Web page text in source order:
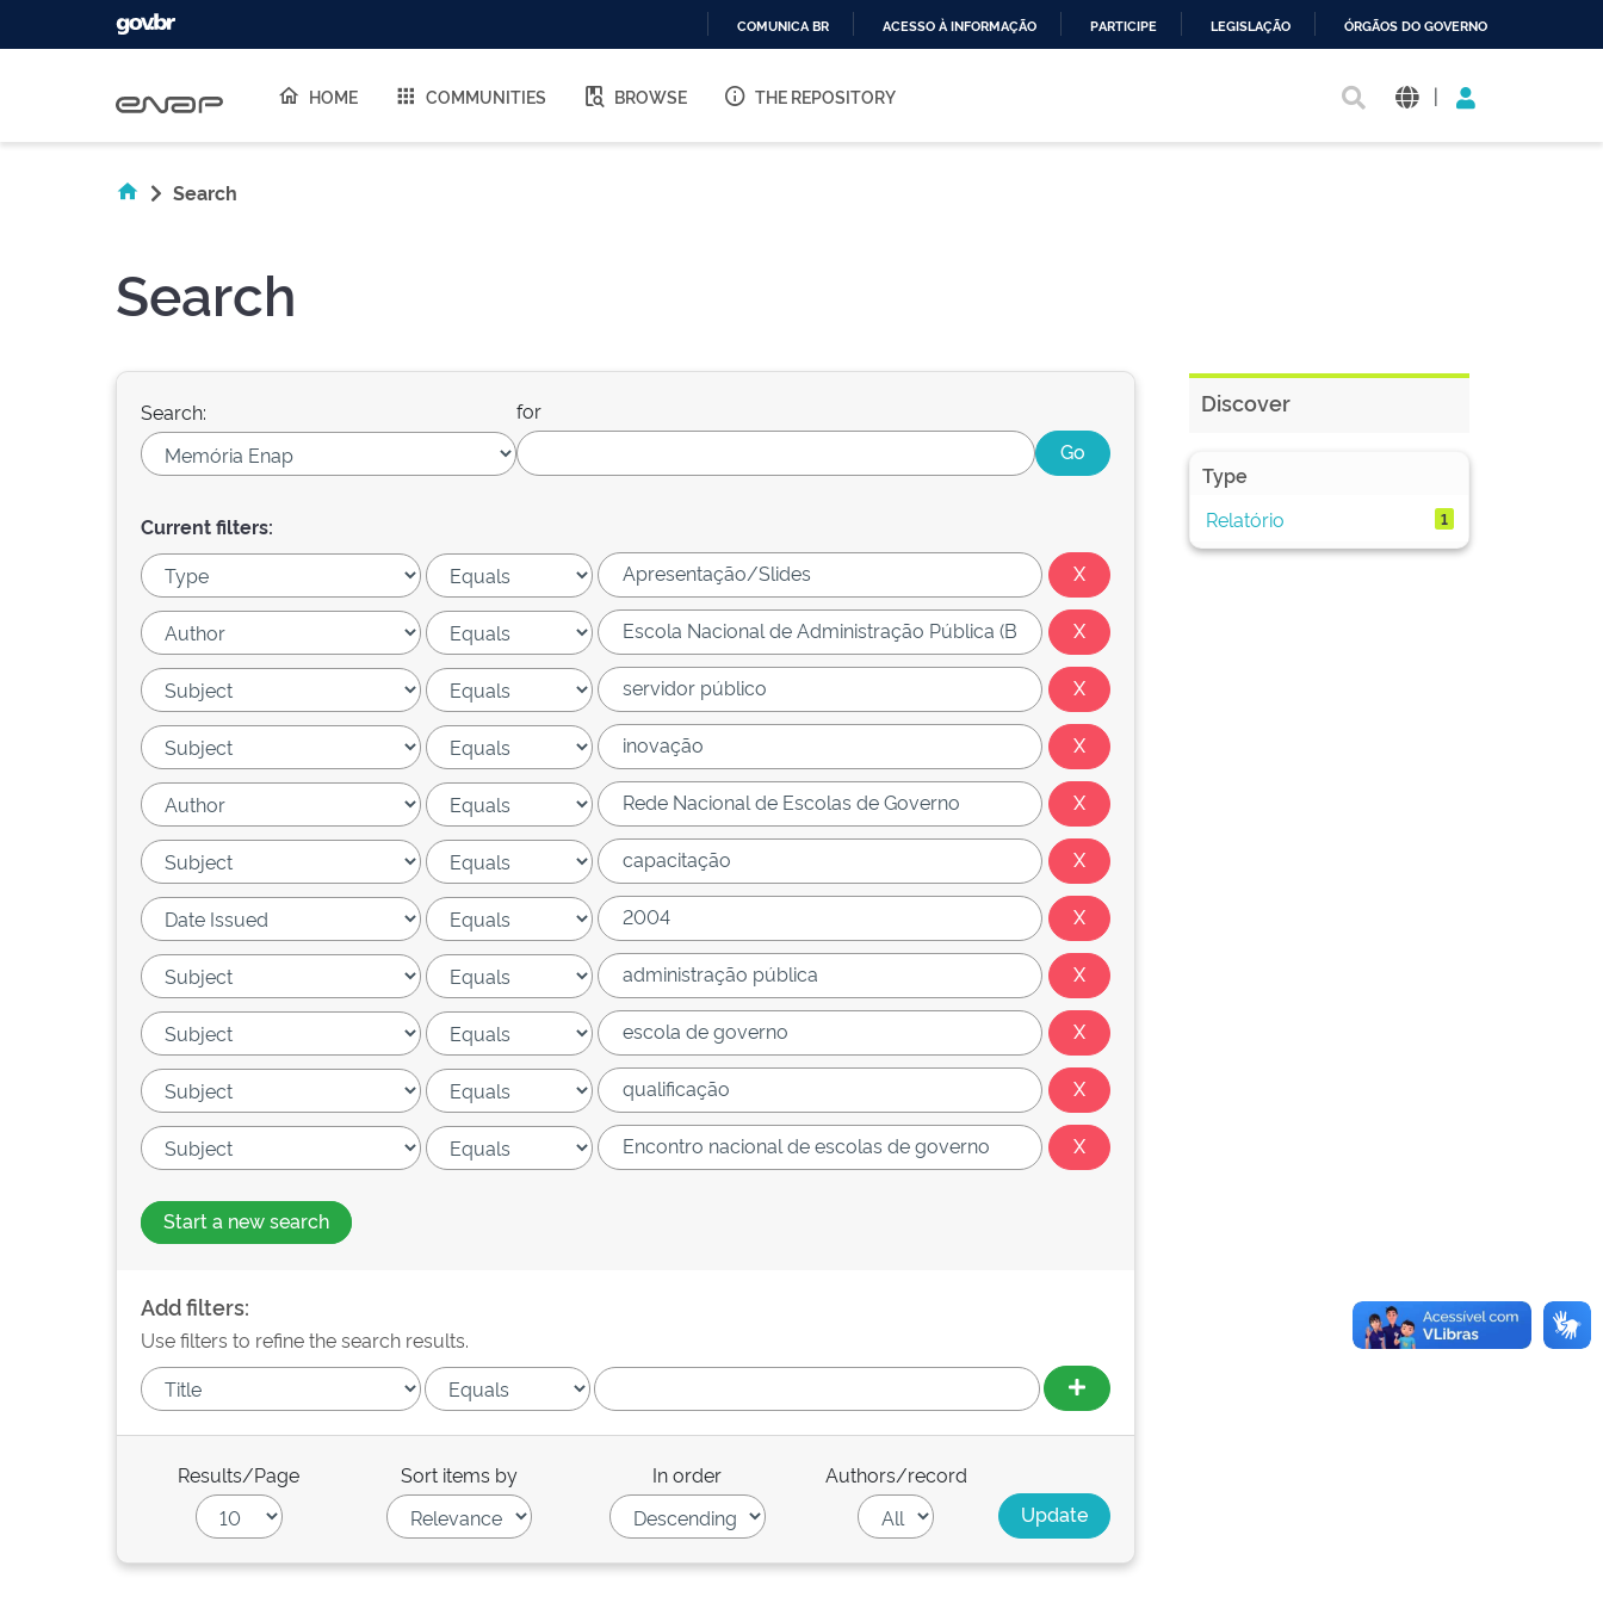
O
COMUNICA BR ACESSO À INFORMAÇÃO PARTICIPE LEGISLAÇÃO ÓRGÃOS DO GOVERNO
HOME COMMUNITIES BROWSE THE REPOSITORY |
Search
Search
Search: for
Current filters:
Start a new search
Add filters:
Use filters to refine the search results.
Results/Page Sort items by In order Authors/record
Discover
Type
Relatório
1